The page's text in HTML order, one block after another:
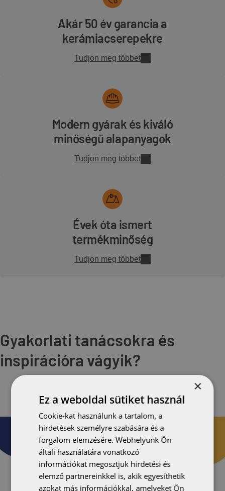
Akár 50 év garancia a
kerámiacserepekre
Tudjon meg többet
Modern gyárak és kiváló
minőségű alapanyagok
Tudjon meg többet
Évek óta ismert
termékminőség
Tudjon meg többet
Gyakorlati tanácsokra és
inspirációra vágyik?
×
Ez a weboldal sütiket használ
Cookie-kat használunk a tartalom, a
hirdetések személyre szabására és a
forgalom elemzésére. Webhelyünk Ön
általi használatára vonatkozó
információkat megosztjuk hirdetési és
elemző partnereinkkel is, akik egyesíthetik
azokat más információkkal, amelyeket Ön